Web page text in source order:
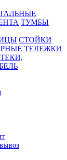
ТУМБЫ
СТОЙКИ
ТЕЛЕЖКИ